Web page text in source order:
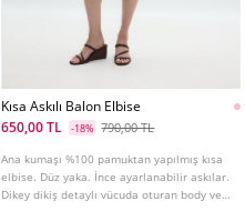
Kısa Askılı Balon Elbise
650,00 TL
-18% 790,00 TL
Ana kumaşı %100 pamuktan yapılmış kısa
elbise. Düz yaka. İnce ayarlanabilir askılar.
Dikey dikiş detaylı vücuda oturan body ve